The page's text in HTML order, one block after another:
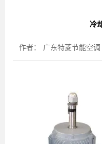
冷
作者： 广东特菱节能空调